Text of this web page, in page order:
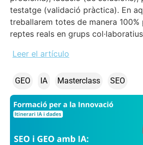
testatge (validació pràctica). En
treballarem totes de manera
reptes reals en grups
Leer el artículo
GEO IA Masterclass SEO